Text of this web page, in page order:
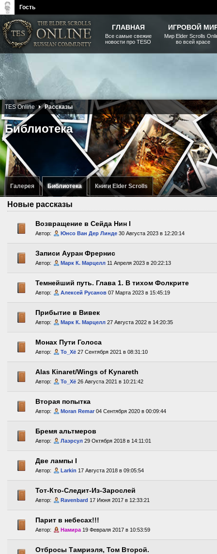
Галерея Библиотека Книги Elder Scrolls
Библиотека
TES Online Рассказы
Новые рассказы
Возвращение в Сейда Нин I
Автор: Юнсо Ван Дер Линде 30 Августа 2023 в 12:20:14
Записи Ауран Фрернис
Автор: Марк К. Марцелл 11 Апреля 2023 в 20:22:13
Темнейший путь. Глава 1. В тихом Фолкрите
Автор: Алексей Русанов 07 Марта 2023 в 15:45:19
Прибытие в Вивек
Автор: Марк К. Марцелл 27 Августа 2022 в 14:20:35
Монах Пути Голоса
Автор: То_Хё 27 Сентября 2021 в 08:31:10
Аlas Кinaret/Wings of Kynareth
Автор: То_Хё 26 Августа 2021 в 10:21:42
Вторая попытка
Автор: Moran Remar 04 Сентября 2020 в 00:09:44
Бремя альтмеров
Автор: Лаэрсул 29 Октября 2018 в 14:11:01
Две лампы I
Автор: Larkin 17 Августа 2018 в 09:05:54
Тот-Кто-Следит-Из-Зарослей
Автор: Ravenbard 17 Июня 2017 в 12:33:21
Парит в небесах!!!
Автор: Намира 19 Февраля 2017 в 10:53:59
Отбросы Тамриэля, Том Второй.
The Elder Scrolls, Fallout,
Bethesda Softworks - статьи,
новости, дополнения
ГЛАВНАЯ
Все самые свежие
новости про TESO
ИГРОВОЙ
Мир Elder Scrolls
во всей красе
Гость